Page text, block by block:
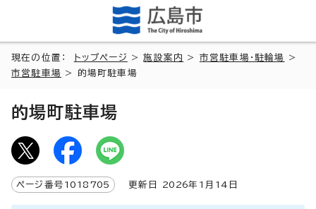
現在の位置： トップページ >施設案内 > 市営駐車場・駐輪場
>
市営駐車場 > 的場町駐車場
的場町駐車場
ページ番号 1018705 更新日 2026年1月 14 日